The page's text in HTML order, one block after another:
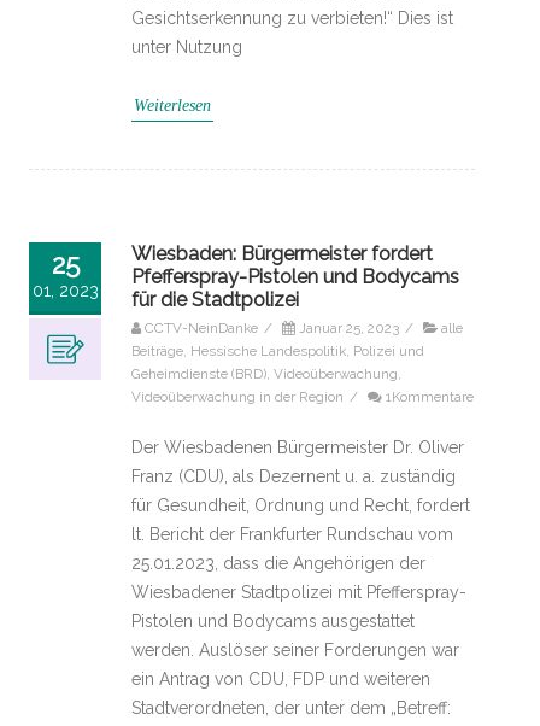
Gesichtserkennung zu verbieten!“ Dies ist
unter Nutzung
Weiterlesen
25
01, 2023
Wiesbaden: Bürgermeister fordert
Pfefferspray-Pistolen und Bodycams
für die Stadtpolizei
CCTV-NeinDanke / Januar 25, 2023 /
alle
Beiträge, Hessische Landespolitik, Polizei und
Geheimdienste (BRD), Videoüberwachung,
Videoüberwachung in der Region / 1Kommentare
Der Wiesbadenen Bürgermeister Dr. Oliver
Franz (CDU), als Dezernent u. a. zuständig
für Gesundheit, Ordnung und Recht, fordert
lt. Bericht der Frankfurter Rundschau vom
25.01.2023, dass die Angehörigen der
Wiesbadener Stadtpolizei mit Pfefferspray-
Pistolen und Bodycams ausgestattet
werden. Auslöser seiner Forderungen war
ein Antrag von CDU, FDP und weiteren
Stadtverordneten, der unter dem „Betreff: